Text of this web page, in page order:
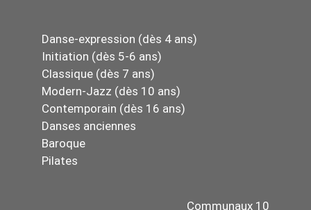
Danse-expression (dès 4 ans)
Initiation (dès 5-6 ans)
Classique (dès 7 ans)
Modern-Jazz (dès 10 ans)
Contemporain (dès 16 ans)
Danses anciennes
Baroque
Pilates
Communaux 10